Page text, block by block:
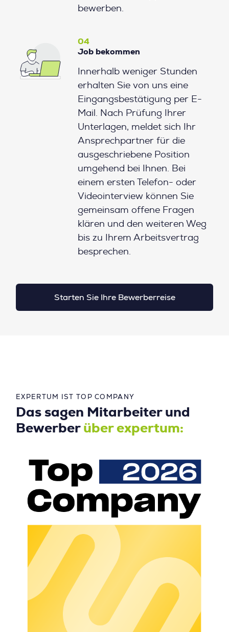
bewerben.
04
Job bekommen
Innerhalb weniger Stunden
erhalten Sie von uns eine
Eingangsbestätigung per E-
Mail. Nach Prüfung Ihrer
Unterlagen, meldet sich Ihr
Ansprechpartner für die
ausgeschriebene Position
umgehend bei Ihnen. Bei
einem ersten Telefon- oder
Videointerview können Sie
gemeinsam offene Fragen
klären und den weiteren Weg
bis zu Ihrem Arbeitsvertrag
besprechen.
Starten Sie Ihre Bewerberreise
EXPERTUM IST TOP COMPANY
Das sagen Mitarbeiter und
Bewerber über expertum: